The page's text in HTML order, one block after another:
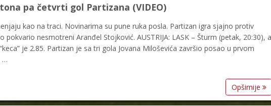
pa četvrti gol Partizana (VIDEO)
kao na traci. Novinarima su pune ruka posla. Partizan igra sjajno protiv
pokvario nesmotreni Aranđel Stojković. AUSTRIJA: LASK – Šturm (petak, 20:30), a
je 2.85. Partizan je sa tri gola Jovana Miloševića završio posao u prvom
…
Opširnije